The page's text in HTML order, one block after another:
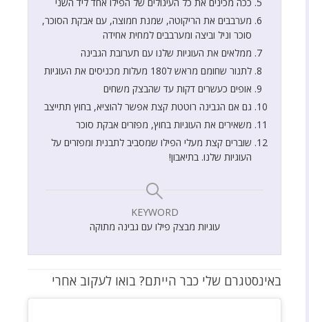
מערבבים את הריקוטה, שמנת חמוצה, עם אבקת הסוכר,
סוכר וניל וביצה ומערבבים למחית אחידה
ממלאים את העוגיות שלנו עם תערובת הגבינה
לתנור שחומם מראש ל180 מעלות מכניסים את העוגיות
אופים כעשרים דקות עד שהבצק משחים
גם אם הגבינה רוטטת קצת אפשר להוציא, בחוץ תתייצב
משאירים את העוגיות בחוץ, מפזרים אבקת סוכר
שוברים קצת מעלי הפילו שמסביב לתבנית ומפזרים על
העוגיות שלנו. בתיאבון!
KEYWORD
עוגיות מבצק פילו עם גבינה מתוקה
באינסטגרם שלי כבר הייתם? בואו לעקוב אחרי